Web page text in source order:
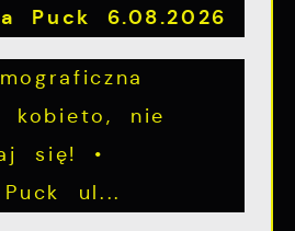
Puck 6.08.2026
kobieto, nie
się! •
ul...